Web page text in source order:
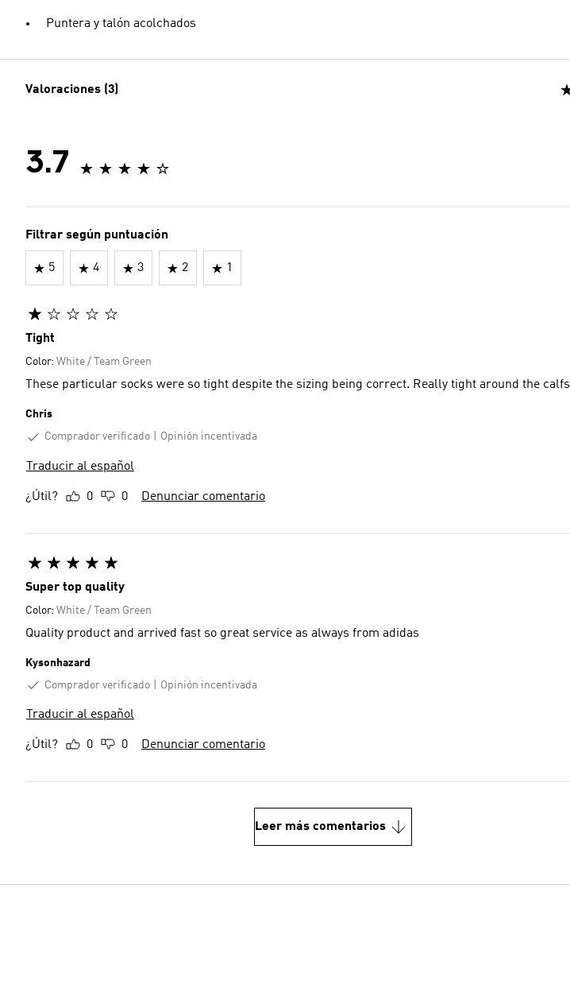
Puntera y talón acolchados
Valoraciones (3)
3.7
Filtrar según puntuación
5 4 3 2 1
Tight
Color: White / Team Green
These particular socks were so tight despite the sizing being correct. Really tight around the calfs
Chris
Comprador verificado
Opinión incentivada
Traducir al español
¿Útil? 0 0 Denunciar comentario
Super top quality
Color: White / Team Green
Quality product and arrived fast so great service as always from adidas
Kysonhazard
Comprador verificado
Opinión incentivada
Traducir al español
¿Útil? 0 0 Denunciar comentario
Leer más comentarios